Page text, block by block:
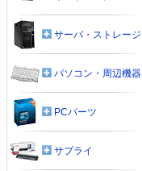
サーバ・ストレージ
パソコン・周辺機器
PCパーツ
サプライ